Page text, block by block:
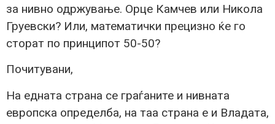
за нивно одржување. Орце Камчев или Никола
Груевски? Или, математички прецизно ќе го
сторат по принципот 50-50?
Почитувани,
На едната страна се граѓаните и нивната
европска определба, на таа страна е и Владата,